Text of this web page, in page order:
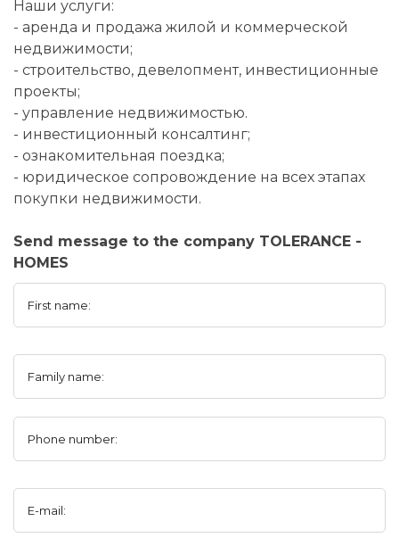
Наши услуги:
- аренда и продажа жилой и коммерческой
недвижимости;
- строительство, девелопмент, инвестиционные
проекты;
- управление недвижимостью.
- инвестиционный консалтинг;
- ознакомительная поездка;
- юридическое сопровождение на всех этапах
покупки недвижимости.
Send message to the company TOLERANCE -
HOMES
First name:
Family name:
Phone number:
E-mail: